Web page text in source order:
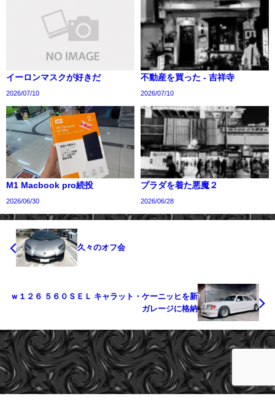
イーロンマスクが好きだ
2026/07/10
不動産を買った - 吉祥寺
2026/07/10
M1 Macbook pro続投
2026/06/30
プラダを着た悪魔２
2026/06/28
久々のオフ会
ｗ１２６ ５６０ＳＥＬ キャラット・ケーニッヒを新
ガレージに格納